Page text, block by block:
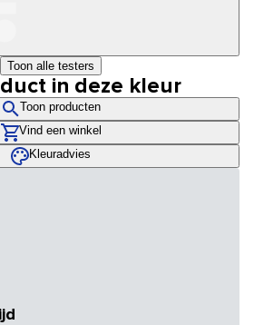
Toon alle testers
in deze kleur
Toon producten
Vind een winkel
Kleuradvies